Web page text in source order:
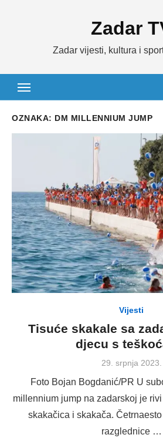
Zadar
Zadar vijesti, kultura i
OZNAKA: DM MILLENNIUM JUMP
Vijesti
Tisuće skakale sa
djecu s
Posted
29. srpnja 2023.
Foto Bojan Bogdanić/PR U
millennium jump na zadarskoj je
skakačica i skakača.
razglednice …